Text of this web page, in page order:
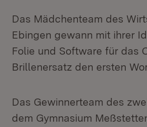
Das Mädchenteam des
Ebingen gewann mit ihrer
Folie und Software für das
Brillenersatz den ersten
Das Gewinnerteam des
dem Gymnasium